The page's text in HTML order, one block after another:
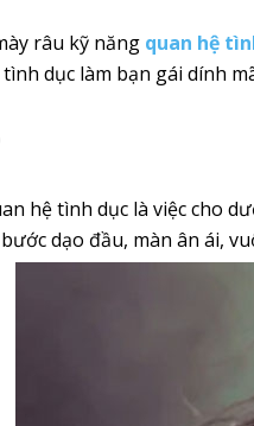
râu kỹ năng quan hệ
dục làm bạn gái dính
hệ tình dục là việc cho
dạo đầu, màn ân ái,